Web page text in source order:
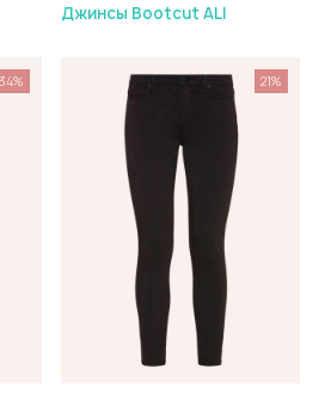
Джинсы Bootcut ALI
34% 21%